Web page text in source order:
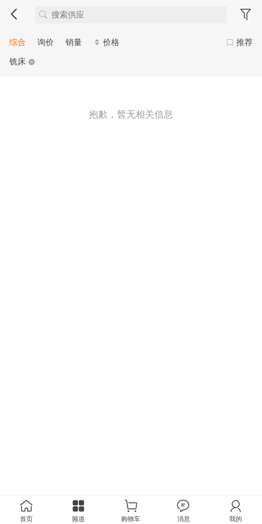
推荐
综合 询价 销量
价格
铣床
抱歉，暂无相关信息
首页 频道 购物车 消息 我的